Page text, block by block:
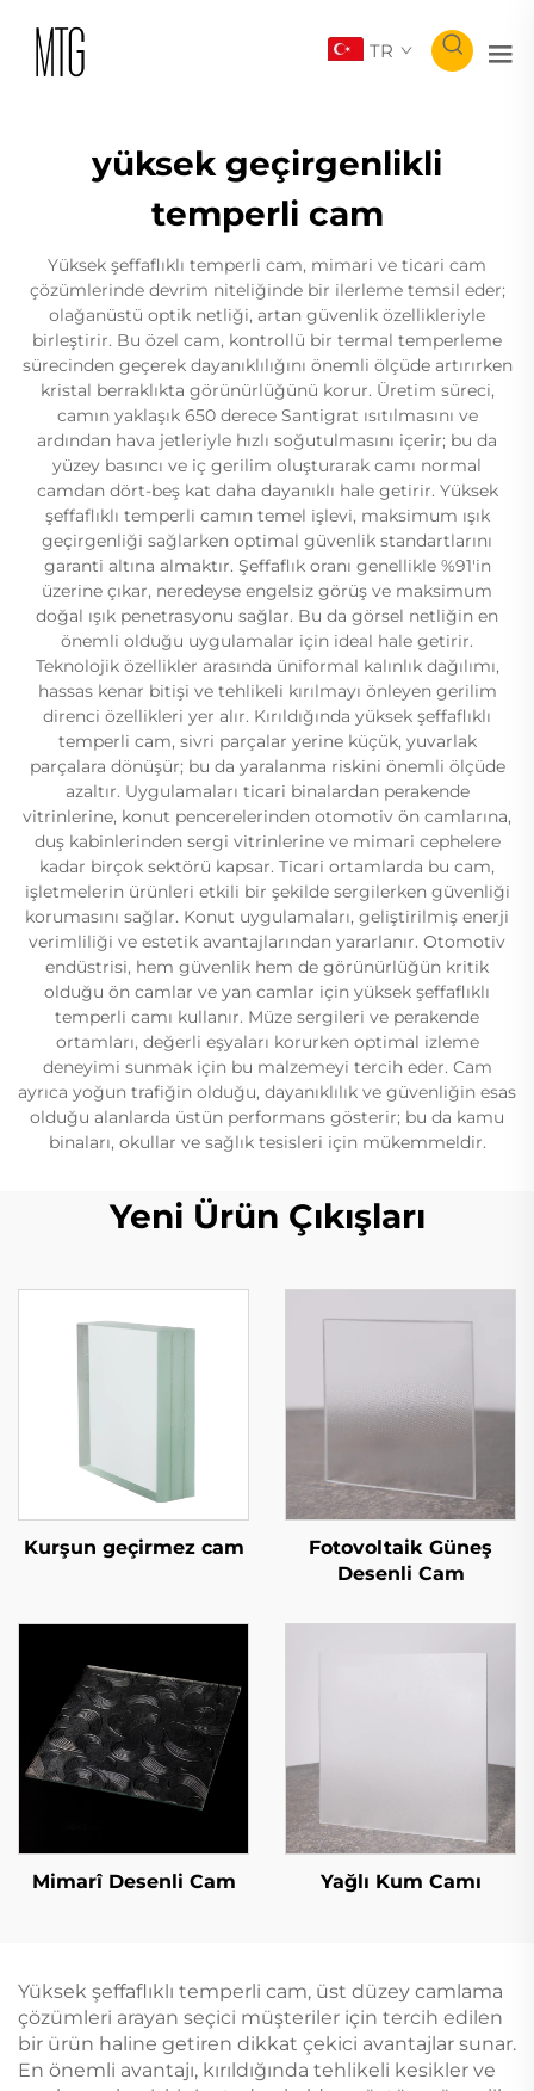
TR
yüksek geçirgenlikli
temperli cam
Yüksek şeffaflıklı temperli cam, mimari ve ticari cam
çözümlerinde devrim niteliğinde bir ilerleme temsil eder;
olağanüstü optik netliği, artan güvenlik özellikleriyle
birleştirir. Bu özel cam, kontrollü bir termal temperleme
sürecinden geçerek dayanıklılığını önemli ölçüde artırırken
kristal berraklıkta görünürlüğünü korur. Üretim süreci,
camın yaklaşık 650 derece Santigrat ısıtılmasını ve
ardından hava jetleriyle hızlı soğutulmasını içerir; bu da
yüzey basıncı ve iç gerilim oluşturarak camı normal
camdan dört-beş kat daha dayanıklı hale getirir. Yüksek
şeffaflıklı temperli camın temel işlevi, maksimum ışık
geçirgenliği sağlarken optimal güvenlik standartlarını
garanti altına almaktır. Şeffaflık oranı genellikle %91'in
üzerine çıkar, neredeyse engelsiz görüş ve maksimum
doğal ışık penetrasyonu sağlar. Bu da görsel netliğin en
önemli olduğu uygulamalar için ideal hale getirir.
Teknolojik özellikler arasında üniformal kalınlık dağılımı,
hassas kenar bitişi ve tehlikeli kırılmayı önleyen gerilim
direnci özellikleri yer alır. Kırıldığında yüksek şeffaflıklı
temperli cam, sivri parçalar yerine küçük, yuvarlak
parçalara dönüşür; bu da yaralanma riskini önemli ölçüde
azaltır. Uygulamaları ticari binalardan perakende
vitrinlerine, konut pencerelerinden otomotiv ön camlarına,
duş kabinlerinden sergi vitrinlerine ve mimari cephelere
kadar birçok sektörü kapsar. Ticari ortamlarda bu cam,
işletmelerin ürünleri etkili bir şekilde sergilerken güvenliği
korumasını sağlar. Konut uygulamaları, geliştirilmiş enerji
verimliliği ve estetik avantajlarından yararlanır. Otomotiv
endüstrisi, hem güvenlik hem de görünürlüğün kritik
olduğu ön camlar ve yan camlar için yüksek şeffaflıklı
temperli camı kullanır. Müze sergileri ve perakende
ortamları, değerli eşyaları korurken optimal izleme
deneyimi sunmak için bu malzemeyi tercih eder. Cam
ayrıca yoğun trafiğin olduğu, dayanıklılık ve güvenliğin esas
olduğu alanlarda üstün performans gösterir; bu da kamu
binaları, okullar ve sağlık tesisleri için mükemmeldir.
Yeni Ürün Çıkışları
Kurşun geçirmez cam
Fotovoltaik Güneş
Desenli Cam
Mimarî Desenli Cam Yağlı Kum Camı
Yüksek şeffaflıklı temperli cam, üst düzey camlama
çözümleri arayan seçici müşteriler için tercih edilen
bir ürün haline getiren dikkat çekici avantajlar sunar.
En önemli avantajı, kırıldığında tehlikeli kesikler ve